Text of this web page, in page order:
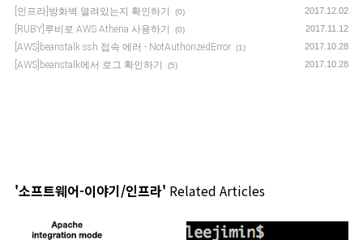
[인프라]방화벽 열려있는지 확인하기 (0) 2017.12.02
[RUBY]루비로 AWS Athena 사용하기 (0) 2017.11.12
[AWS]beanstalk ssh 접속 에러 - NotAuthorizedError (1) 2017.10.28
[AWS]beanstalk에서 로그 확인하기 (5) 2017.10.28
'소프트웨어-이야기/인프라' Related Articles